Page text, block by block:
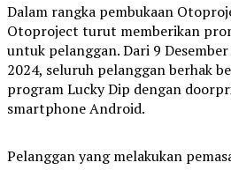
Dalam rangka pembukaan
Otoproject turut memberikan
untuk pelanggan. Dari 9
2024, seluruh pelanggan berhak
program Lucky Dip dengan
smartphone Android.
Pelanggan yang melakukan